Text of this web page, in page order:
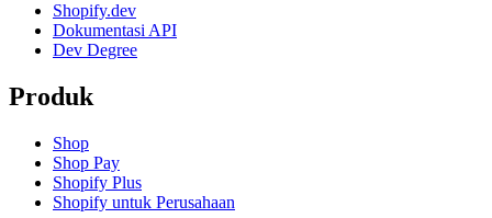
Shopify.dev
Dokumentasi API
Dev Degree
Produk
Shop
Shop Pay
Shopify Plus
Shopify untuk Perusahaan